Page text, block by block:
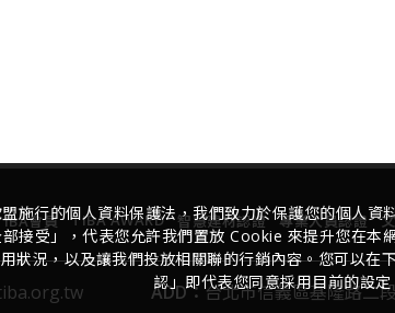
會員 TIBA AWARD 智慧建材認證 專業人員認證
ADD：台北市信義區基隆路二
施行的個人資料保護法，我們致力於保護您的個人資
接受」，代表您允許我們置放 Cookie 來提升您在本
狀況，以及讓我們投放相關聯的行銷內容。您可以在
認」即代表您同意採用目前的設定